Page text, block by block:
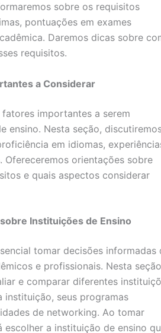
sobre os requisitos
pontuações em exames
Daremos dicas sobre
requisitos.
a Considerar
importantes a serem
ensino. Nesta seção,
em idiomas,
orientações sobre
e quais aspectos considerar
Instituições de Ensino
tomar decisões informadas
e profissionais. Nesta
e comparar diferentes
instituição, seus programas
de networking. Ao tomar
a instituição de ensino